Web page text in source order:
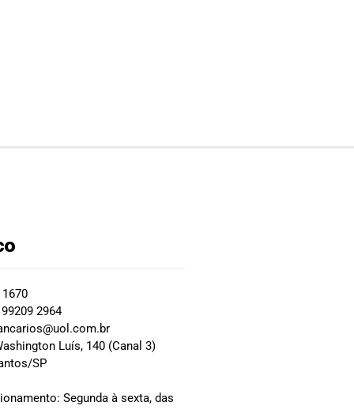
2964
Luís, 140 (Canal 3)
SP
Segunda à sexta, das